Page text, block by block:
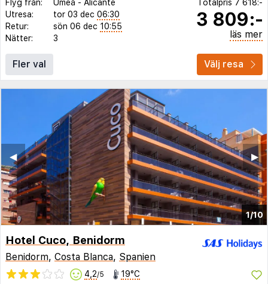
Flyg från: Umeå - Alicante
Utresa:
tor 03 dec 06:30
Retur:
sön 06 dec 10:55
Nätter:
3
Totalpris 7 618:-
3 809:-
läs mer
Fler val Välj resa
1/10
▶︎
◀︎
Hotel Cuco, Benidorm
Benidorm, Costa Blanca, Spanien
4,2/5 19°C